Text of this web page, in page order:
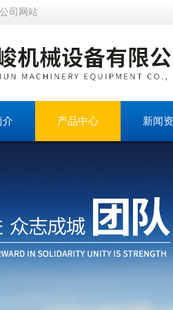
司网站
介 产品中心 新闻